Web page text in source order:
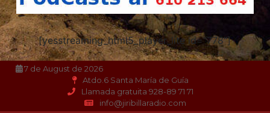
[yesstreaming_html5_player_lite id="778"]
7 de August de 2026
Atdo.6 Santa María de Guía
Llamada gratuita 928-89 71 71
info@jiribillaradio.com